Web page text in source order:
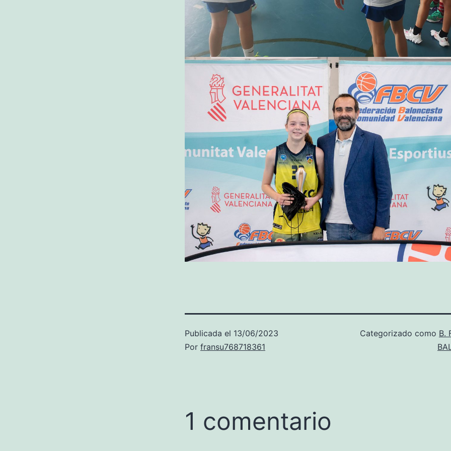
Publicada el 13/06/2023
Por fransu768718361
Categorizado como B.
1 comentario